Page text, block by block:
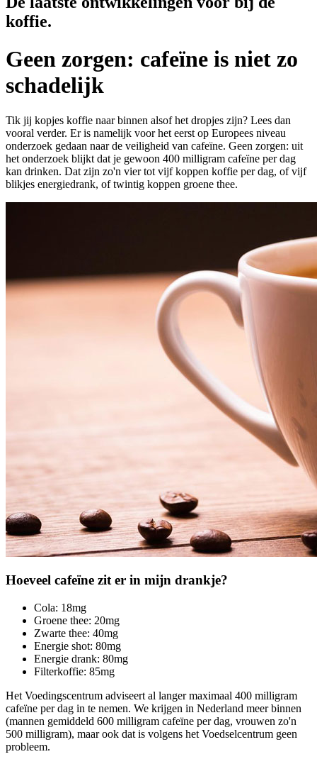
koffie.
Geen zorgen: cafeïne is niet zo
schadelijk
Tik jij kopjes koffie naar binnen alsof het dropjes zijn? Lees dan
vooral verder. Er is namelijk voor het eerst op Europees niveau
onderzoek gedaan naar de veiligheid van cafeïne. Geen zorgen: uit
het onderzoek blijkt dat je gewoon 400 milligram cafeïne per dag
kan drinken. Dat zijn zo'n vier tot vijf koppen koffie per dag, of vijf
blikjes energiedrank, of twintig koppen groene thee.
Hoeveel cafeïne zit er in mijn drankje?
Cola: 18mg
Groene thee: 20mg
Zwarte thee: 40mg
Energie shot: 80mg
Energie drank: 80mg
Filterkoffie: 85mg
Het Voedingscentrum adviseert al langer maximaal 400 milligram
cafeïne per dag in te nemen. We krijgen in Nederland meer binnen
(mannen gemiddeld 600 milligram cafeïne per dag, vrouwen zo'n
500 milligram), maar ook dat is volgens het Voedselcentrum geen
probleem.